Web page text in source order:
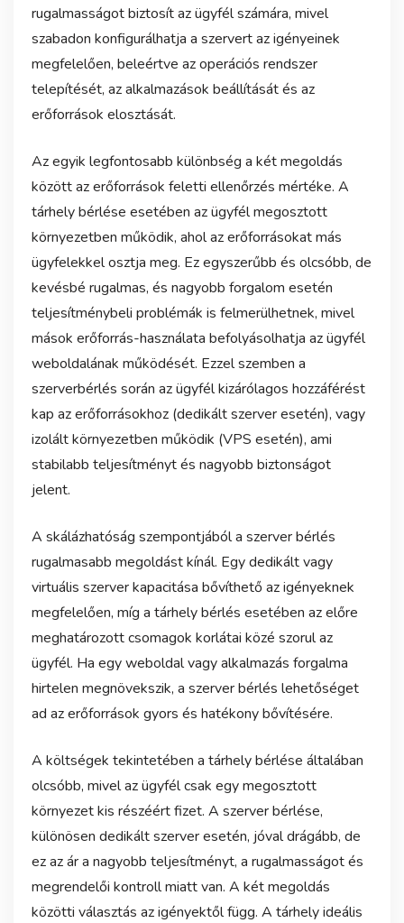
rugalmasságot biztosít az ügyfél számára, mivel
szabadon konfigurálhatja a szervert az igényeinek
megfelelően, beleértve az operációs rendszer
telepítését, az alkalmazások beállítását és az
erőforrások elosztását.
Az egyik legfontosabb különbség a két megoldás
között az erőforrások feletti ellenőrzés mértéke. A
tárhely bérlése esetében az ügyfél megosztott
környezetben működik, ahol az erőforrásokat más
ügyfelekkel osztja meg. Ez egyszerűbb és olcsóbb, de
kevésbé rugalmas, és nagyobb forgalom esetén
teljesítménybeli problémák is felmerülhetnek, mivel
mások erőforrás-használata befolyásolhatja az ügyfél
weboldalának működését. Ezzel szemben a
szerverbérlés során az ügyfél kizárólagos hozzáférést
kap az erőforrásokhoz (dedikált szerver esetén), vagy
izolált környezetben működik (VPS esetén), ami
stabilabb teljesítményt és nagyobb biztonságot
jelent.
A skálázhatóság szempontjából a szerver bérlés
rugalmasabb megoldást kínál. Egy dedikált vagy
virtuális szerver kapacitása bővíthető az igényeknek
megfelelően, míg a tárhely bérlés esetében az előre
meghatározott csomagok korlátai közé szorul az
ügyfél. Ha egy weboldal vagy alkalmazás forgalma
hirtelen megnövekszik, a szerver bérlés lehetőséget
ad az erőforrások gyors és hatékony bővítésére.
A költségek tekintetében a tárhely bérlése általában
olcsóbb, mivel az ügyfél csak egy megosztott
környezet kis részéért fizet. A szerver bérlése,
különösen dedikált szerver esetén, jóval drágább, de
ez az ár a nagyobb teljesítményt, a rugalmasságot és
megrendelői kontroll miatt van. A két megoldás
közötti választás az igényektől függ. A tárhely ideális